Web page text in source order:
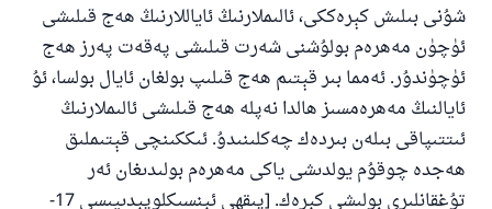
شۇنى بىلىش كېرەككى، ئالىملارنىڭ ئاياللارنىڭ ھەج قىلىشى
ئۈچۈن مەھرەم بولۇشنى شەرت قىلىشى پەقەت پەرز ھەج
ئۈچۈندۇر. ئەمما بىر قېتىم ھەج قىلىپ بولغان ئايال بولسا، ئۇ
ئايالنىڭ مەھرەمسىز ھالدا نەپلە ھەج قىلىشى ئالىملارنىڭ
ئىتتىپاقى بىلەن بىردەك چەكلىنىدۇ. ئىككىنچى قېتىملىق
ھەجدە چوقۇم يولدىشى ياكى مەھرەم بولىدىغان ئەر
تۇغقانلىرى بولىشى كېرەك. [پىقھى ئېنسىكلوپېدىيىسى 17-